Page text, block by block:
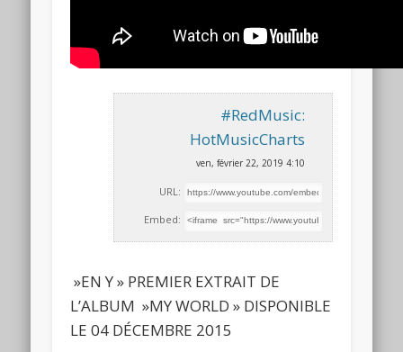
#RedMusic:
HotMusicCharts
ven, février 22, 2019 4:10
URL:
Embed:
»EN Y » PREMIER EXTRAIT DE
L’ALBUM »MY WORLD » DISPONIBLE
LE 04 DÉCEMBRE 2015